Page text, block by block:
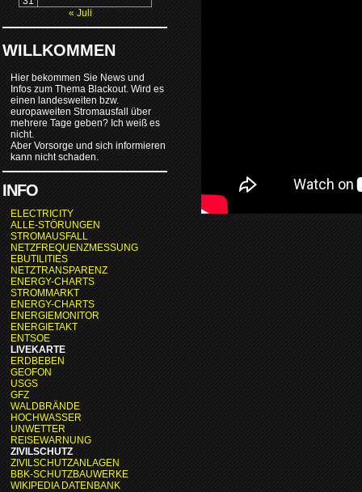
« Juli
WILLKOMMEN
Hier bekommen Sie News und
Infos zum Thema Blackout. Wird es
einen landesweiten bzw.
europaweiten Stromausfall über
mehrere Tage geben? Ich weiß es
nicht.
Aber Vorsorge und sich informieren
kann nicht schaden.
INFO
ELECTRICITY
ALLE-STÖRUNGEN
STROMAUSFALL
NETZFREQUENZMESSUNG
EBUTILITIES
NETZTRANSPARENZ
ENERGY-CHARTS
STROMMARKT
ENERGY-CHARTS
ENERGIEMONITOR
ENERGIETAKT
ENTSOE
LIVEKARTE
ERDBEBEN
GEOFON
USGS
GFZ
WALDBRÄNDE
HOCHWASSER
UNWETTER
REISEWARNUNG
ZIVILSCHUTZ
ZIVILSCHUTZANLAGEN
BBK-SCHUTZBAUWERKE
WIKIPEDIA DATENBANK